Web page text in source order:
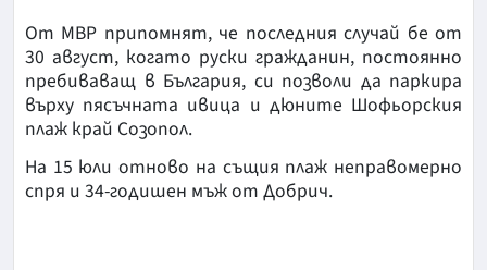
От МВР припомнят, че последния случай бе от
30 август, когато руски гражданин, постоянно
пребиваващ в България, си позволи да паркира
върху пясъчната ивица и дюните Шофьорския
плаж край Созопол.
На 15 юли отново на същия плаж неправомерно
спря и 34-годишен мъж от Добрич.